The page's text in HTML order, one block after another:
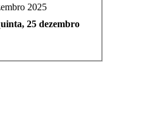
2025
25 dezembro